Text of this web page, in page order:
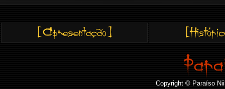
Copyright © Paraíso